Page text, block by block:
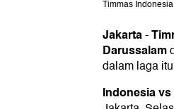
Timmas
Jakarta-
Darussalam
dalam laga
Indonesia